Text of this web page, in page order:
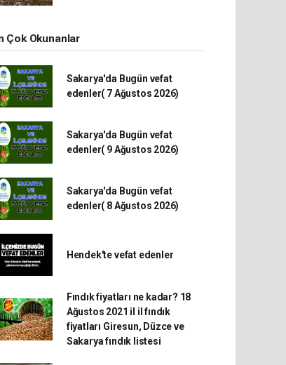
Çok Okunanlar
Sakarya'da Bugün vefat
edenler( 7 Ağustos 2026)
Sakarya'da Bugün vefat
edenler( 9 Ağustos 2026)
Sakarya'da Bugün vefat
edenler( 8 Ağustos 2026)
Hendek'te vefat edenler
Fındık fiyatları ne kadar? 18
Ağustos 2021 il il fındık
fiyatları Giresun, Düzce ve
Sakarya fındık listesi